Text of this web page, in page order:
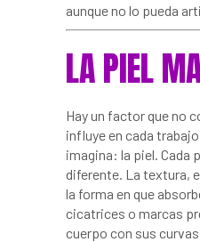
aunque no lo pueda
LA PIEL
Hay un factor que no
influye en cada
imagina: la piel. Cada
diferente. La textura,
la forma en que
cicatrices o marcas
cuerpo con sus